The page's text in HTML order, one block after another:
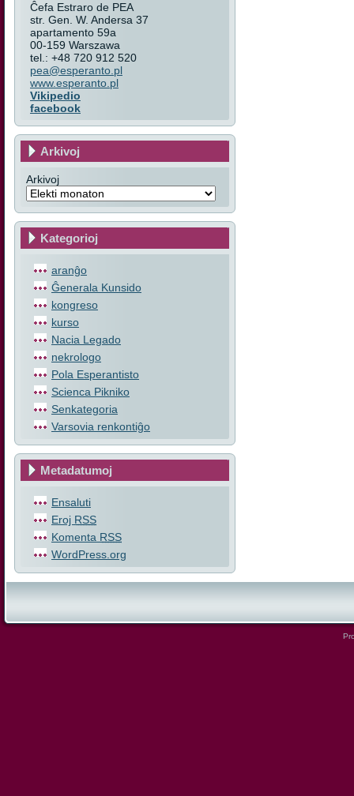
Ĉefa Estraro de PEA
str. Gen. W. Andersa 37
apartamento 59a
00-159 Warszawa
tel.: +48 720 912 520
pea@esperanto.pl
www.esperanto.pl
Vikipedio
facebook
Arkivoj
Arkivoj
Kategorioj
aranĝo
Ĝenerala Kunsido
kongreso
kurso
Nacia Legado
nekrologo
Pola Esperantisto
Scienca Pikniko
Senkategoria
Varsovia renkontiĝo
Metadatumoj
Ensaluti
Eroj RSS
Komenta RSS
WordPress.org